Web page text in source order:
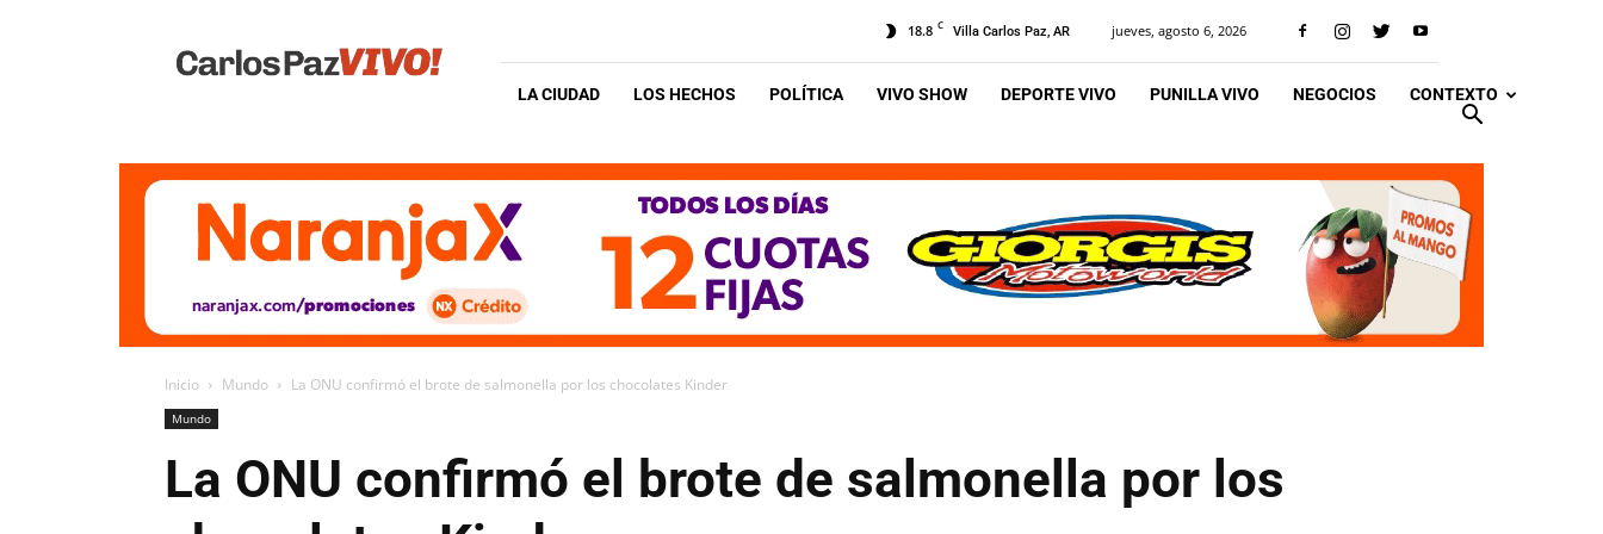
Vivo
18.8 C Villa Carlos Paz, AR jueves, agosto 6, 2026
LA CIUDAD LOS HECHOS POLÍTICA VIVO SHOW DEPORTE VIVO PUNILLA VIVO NEGOCIOS CONTEXTO
Inicio Mundo La ONU confirmó el brote de salmonella por los chocolates Kinder
Mundo
La ONU confirmó el brote de salmonella por los